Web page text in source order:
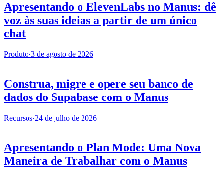
Apresentando o ElevenLabs no Manus: dê
voz às suas ideias a partir de um único
chat
Produto·3 de agosto de 2026
Construa, migre e opere seu banco de
dados do Supabase com o Manus
Recursos·24 de julho de 2026
Apresentando o Plan Mode: Uma Nova
Maneira de Trabalhar com o Manus